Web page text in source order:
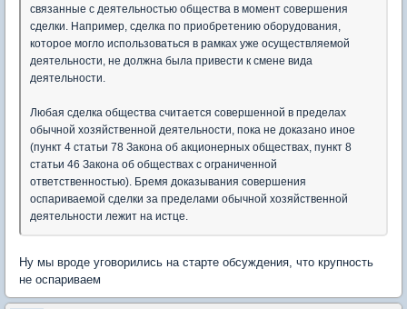
связанные с деятельностью общества в момент совершения
сделки. Например, сделка по приобретению оборудования,
которое могло использоваться в рамках уже осуществляемой
деятельности, не должна была привести к смене вида
деятельности.
Любая сделка общества считается совершенной в пределах
обычной хозяйственной деятельности, пока не доказано иное
(пункт 4 статьи 78 Закона об акционерных обществах, пункт 8
статьи 46 Закона об обществах с ограниченной
ответственностью). Бремя доказывания совершения
оспариваемой сделки за пределами обычной хозяйственной
деятельности лежит на истце.
Ну мы вроде уговорились на старте обсуждения, что крупность
не оспариваем